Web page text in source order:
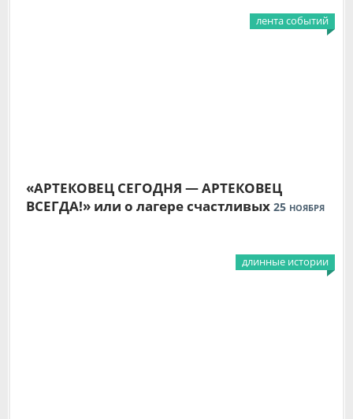
лента событий
«АРТЕКОВЕЦ СЕГОДНЯ — АРТЕКОВЕЦ
ВСЕГДА!» или о лагере счастливых 25 НОЯБРЯ
длинные истории